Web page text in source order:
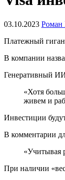
03.10.2023 Роман
Платежный
В компании
Генеративный ИИ
«Хотя
живем и
Инвестиции
В комментарии
«Учитывая
При наличии